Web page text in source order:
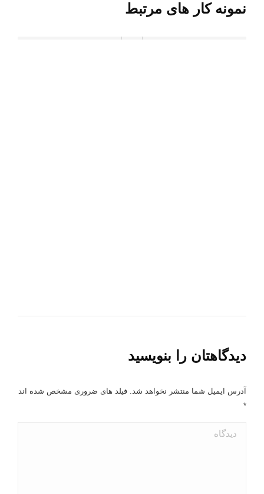
نمونه کار های مرتبط
دیدگاهتان را بنویسید
آدرس ایمیل شما منتشر نخواهد شد. فیلد های ضروری مشخص شده اند
*
دیدگاه